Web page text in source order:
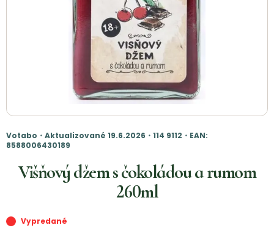
Votabo・Aktualizované 19.6.2026・114 9112・EAN:
8588006430189
Višňový džem s čokoládou a rumom
260ml
Vypredané